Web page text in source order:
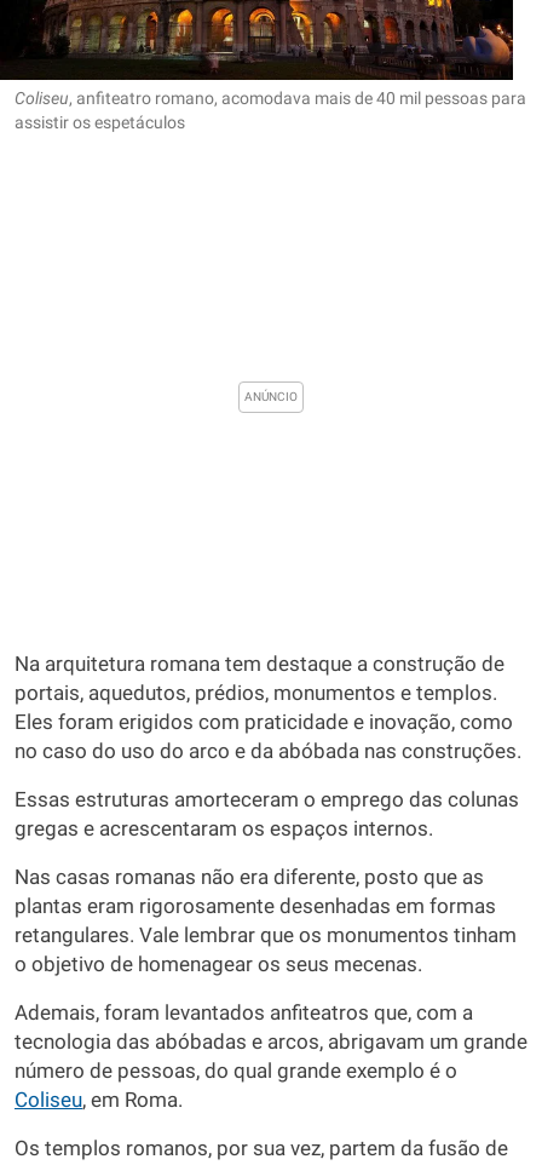
Coliseu, anfiteatro romano, acomodava mais de 40 mil pessoas para
assistir os espetáculos
Na arquitetura romana tem destaque a construção de
portais, aquedutos, prédios, monumentos e templos.
Eles foram erigidos com praticidade e inovação, como
no caso do uso do arco e da abóbada nas construções.
Essas estruturas amorteceram o emprego das colunas
gregas e acrescentaram os espaços internos.
Nas casas romanas não era diferente, posto que as
plantas eram rigorosamente desenhadas em formas
retangulares. Vale lembrar que os monumentos tinham
o objetivo de homenagear os seus mecenas.
Ademais, foram levantados anfiteatros que, com a
tecnologia das abóbadas e arcos, abrigavam um grande
número de pessoas, do qual grande exemplo é o
Coliseu, em Roma.
Os templos romanos, por sua vez, partem da fusão de